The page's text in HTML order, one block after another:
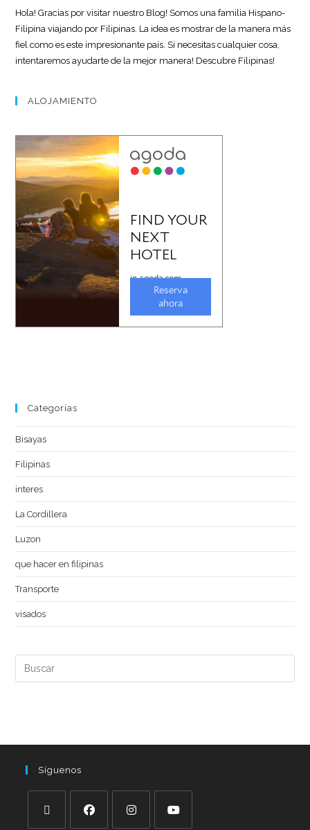
Hola! Gracias por visitar nuestro Blog! Somos una familia Hispano-
Filipina viajando por Filipinas. La idea es mostrar de la manera más
fiel como es este impresionante país. Si necesitas cualquier cosa,
intentaremos ayudarte de la mejor manera! Descubre Filipinas!
ALOJAMIENTO
Categorías
Bisayas
Filipinas
interes
La Cordillera
Luzon
que hacer en filipinas
Transporte
visados
Síguenos